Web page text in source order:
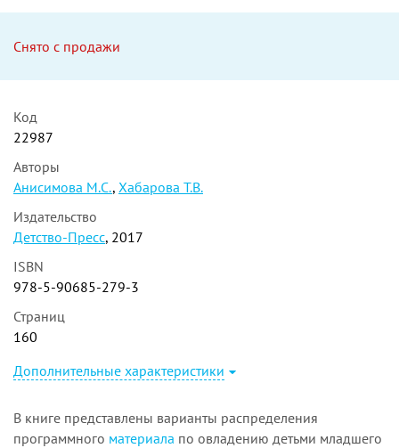
Снято с продажи
Код
22987
Авторы
Анисимова М.С., Хабарова Т.В.
Издательство
Детство-Пресс, 2017
ISBN
978-5-90685-279-3
Страниц
160
Дополнительные характеристики
В книге представлены варианты распределения
программного материала по овладению детьми младшего